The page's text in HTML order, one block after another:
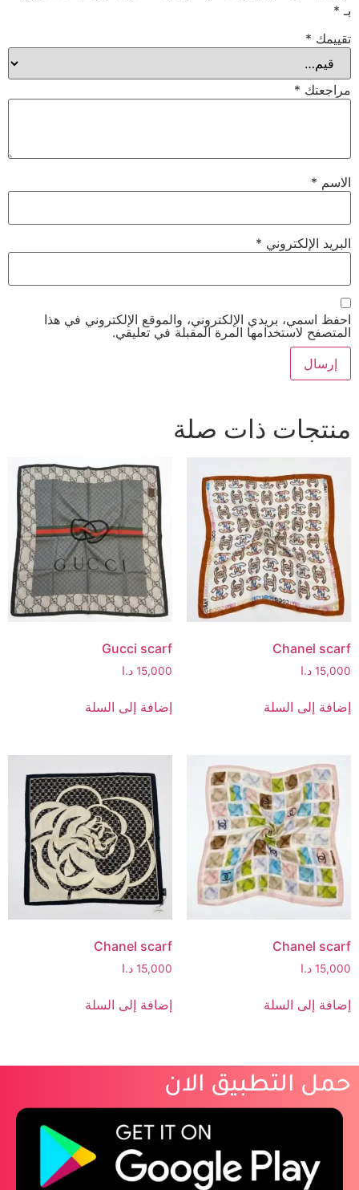
بـ *
تقييمك *
مراجعتك *
الاسم *
البريد الإلكتروني *
احفظ اسمي، بريدي الإلكتروني، والموقع الإلكتروني في هذا
المتصفح لاستخدامها المرة المقبلة في تعليقي.
منتجات ذات صلة
Chanel scarf
15,000 د.ا
إضافة إلى السلة
Gucci scarf
15,000 د.ا
إضافة إلى السلة
Chanel scarf
15,000 د.ا
إضافة إلى السلة
Chanel scarf
15,000 د.ا
إضافة إلى السلة
حمل التطبيق الان